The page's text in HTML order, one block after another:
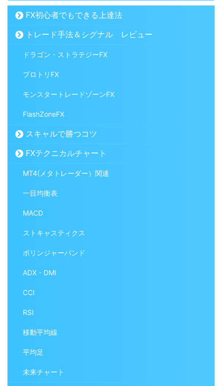
FX初心者でもできる上達法
トレード手法＆シグナル レビュー
ドラゴン・ストラテジーFX
プロトリFX
モンスタートレードゾーンFX
FlashZoneFX
スキャルで勝つコツ
FXテクニカルチャート
MT4(メタトレーダー）関連
一目均衡表
MACD
ストキャスティクス
ボリンジャーバンド
ADX・DMI
CCI
RSI
移動平均線
平均足
未来チャート